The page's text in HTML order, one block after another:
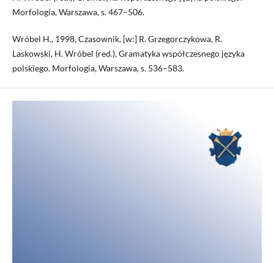
Morfologia, Warszawa, s. 467–506.
Wróbel H., 1998, Czasownik, [w:] R. Grzegorczykowa, R.
Laskowski, H. Wróbel (red.), Gramatyka współczesnego języka
polskiego. Morfologia, Warszawa, s. 536–583.